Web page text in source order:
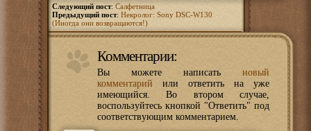
Следующий пост: Салфетница
Предыдущий пост: Некролог: Sony DSC-W130
(Иногда они возвращаются!)
Комментарии:
Вы можете написать новый
комментарий или ответить на уже
имеющийся. Во втором случае,
воспользуйтесь кнопкой "Ответить" под
соответствующим комментарием.